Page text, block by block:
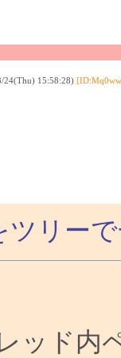
24(Thu) 15:58:28)
ツリー
ッド内